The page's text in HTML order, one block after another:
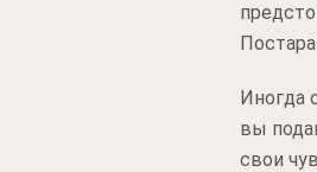
Иногда
вы
свои